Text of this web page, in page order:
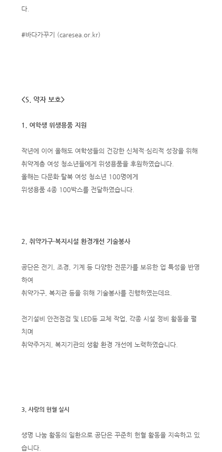
다.
#바다가꾸기 (caresea.or.kr)
<S. 약자 보호>
1. 여학생 위생용품 지원
작년에 이어 올해도 여학생들의 건강한 신체적·심리적 성장을 위해
취약계층 여성 청소년들에게 위생용품을 후원하였습니다.
올해는 다문화·탈북 여성 청소년 100명에게
위생용품 4종 100박스를 전달하였습니다.
2. 취약가구·복지시설 환경개선 기술봉사
공단은 전기, 조경, 기계 등 다양한 전문가를 보유한 업 특성을 반영
하여
취약가구, 복지관 등을 위해 기술봉사를 진행하였는데요.
전기설비 안전점검 및 LED등 교체 작업, 각종 시설 정비 활동을 펼
치며
취약주거지, 복지기관의 생활 환경 개선에 노력하였습니다.
3. 사랑의 헌혈 실시
생명 나눔 활동의 일환으로 공단은 꾸준히 헌혈 활동을 지속하고 있
습니다.